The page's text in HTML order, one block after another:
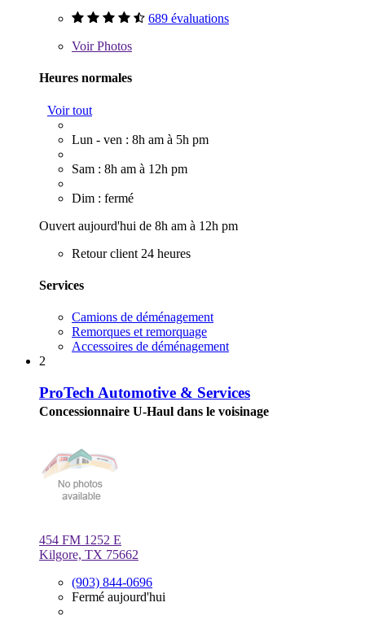
689 évaluations
VoirPhotos
Heures normales
Voir tout
Lun - ven : 8h am à 5h pm
Sam : 8h am à 12h pm
Dim : fermé
Ouvert aujourd'hui de 8h am à 12h pm
Retour client 24 heures
Services
Camions de déménagement
Remorques et remorquage
Accessoires de déménagement
2
ProTech Automotive & Services
Concessionnaire U-Haul dans le voisinage
454 FM 1252 E
Kilgore, TX 75662
(903) 844-0696
Fermé aujourd'hui